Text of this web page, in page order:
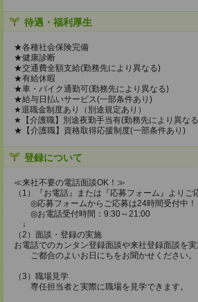
待遇・福利厚生
★各種社会保険完備
★健康診断
★交通費全額支給(勤務先により異なる)
★有給休暇
★車・バイク通勤可(勤務先により異なる)
★給与日払いサービス(一部条件あり)
★退職金制度あり（別途規定あり）
★【介護職】別途夜勤手当有(勤務先により異な
★【介護職】資格取得応援制度(一部条件あり)
登録について
≪来社不要の電話面談OK！≫
（1）『お電話』または『応募フォーム』よりご
◎応募フォームからご応募は24時間受付中！
◎お電話受付時間：9:30～21:00
↓
（2）面談・登録の実施
お電話でのカンタン登録面談や来社登録面談を実
ご都合のよいお日にちをお聞かせください。
（3）職場見学
専任担当者と実際に職場を見学できます。